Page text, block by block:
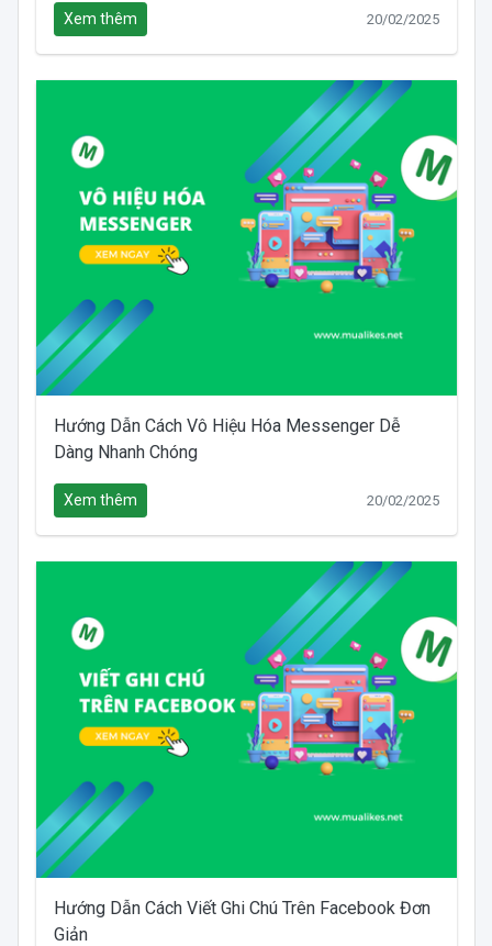
Xem thêm 20/02/2025
Hướng Dẫn Cách Vô Hiệu Hóa Messenger Dễ
Dàng Nhanh Chóng
Xem thêm 20/02/2025
Hướng Dẫn Cách Viết Ghi Chú Trên Facebook Đơn
Giản